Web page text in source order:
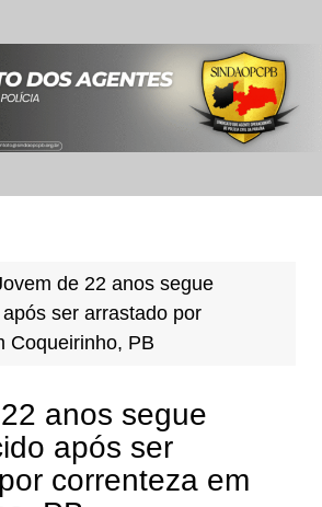
de 22 anos segue
ser arrastado por
Coqueirinho, PB
anos segue
após ser
correnteza em